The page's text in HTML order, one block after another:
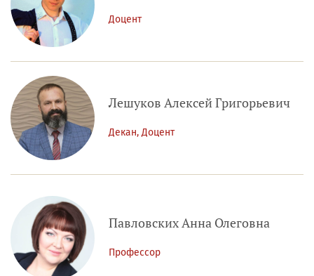
Доцент
Лешуков Алексей Григорьевич
Декан, Доцент
Павловских Анна Олеговна
Профессор